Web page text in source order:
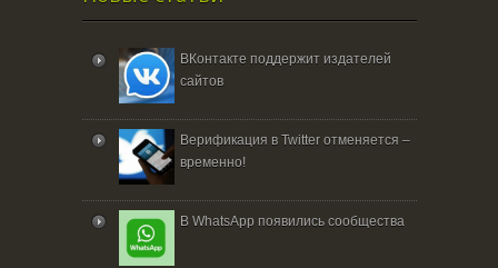
ВКонтакте поддержит издателей
сайтов
Верификация в Twitter отменяется –
временно!
В WhatsApp появились сообщества